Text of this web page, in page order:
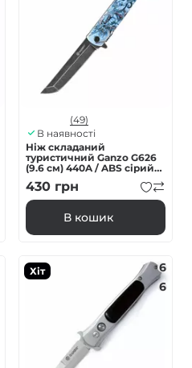
(49)
В наявності
Ніж складаний
туристичний Ganzo G626
(9.6 см) 440A / ABS сірий
самурай
430 грн
В кошик
Хіт
6
6